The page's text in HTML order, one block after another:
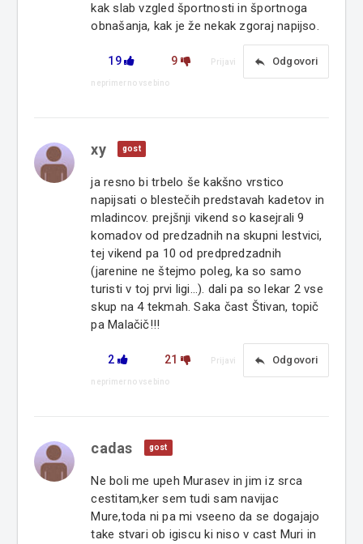
kak slab vzgled športnosti in športnoga
obnašanja, kak je že nekak zgoraj napijso.
19 9 reply Odgovori
Prijavi
neprimerno vsebino
xy gost
ja resno bi trbelo še kakšno vrstico
napijsati o blestečih predstavah kadetov in
mladincov. prejšnji vikend so kasejrali 9
komadov od predzadnih na skupni lestvici,
tej vikend pa 10 od predpredzadnih
(jarenine ne štejmo poleg, ka so samo
turisti v toj prvi ligi...). dali pa so lekar 2 vse
skup na 4 tekmah. Saka čast Štivan, topič
pa Malačič!!!
2 21 reply Odgovori
Prijavi
neprimerno vsebino
cadas gost
Ne boli me upeh Murasev in jim iz srca
cestitam,ker sem tudi sam navijac
Mure,toda ni pa mi vseeno da se dogajajo
take stvari ob igiscu ki niso v cast Muri in